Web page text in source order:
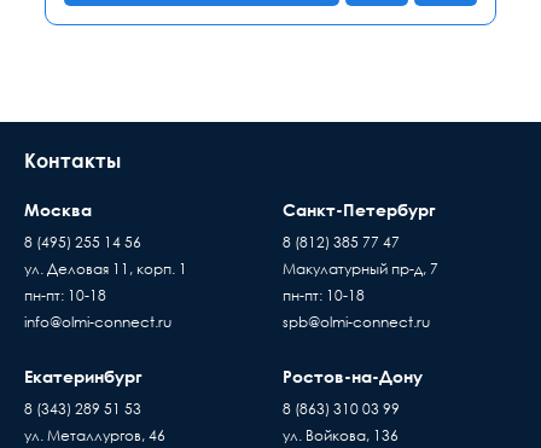
Контакты
Москва
8 (495) 255 14 56
ул. Деловая 11, корп. 1
пн-пт: 10-18
info@olmi-connect.ru
Санкт-Петербург
8 (812) 385 77 47
Макулатурный пр-д, 7
пн-пт: 10-18
spb@olmi-connect.ru
Екатеринбург
8 (343) 289 51 53
ул. Металлургов, 46
Ростов-на-Дону
8 (863) 310 03 99
ул. Войкова, 136